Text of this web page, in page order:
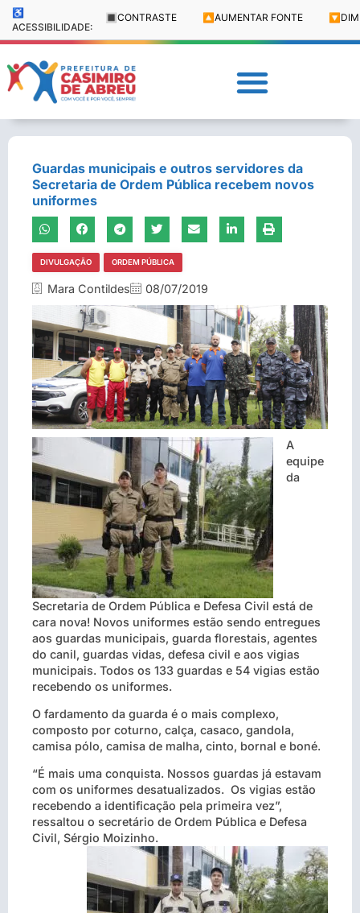
♿
ACESSIBILIDADE:
🔳 CONTRASTE 🔼 AUMENTAR FONTE 🔽
Guardas municipais e outros servidores da
Secretaria de Ordem Pública recebem novos
uniformes
DIVULGAÇÃO ORDEM PÚBLICA
Mara Contildes 08/07/2019
A
equipe
da
Secretaria de Ordem Pública e Defesa Civil está de
cara nova! Novos uniformes estão sendo entregues
aos guardas municipais, guarda florestais, agentes
do canil, guardas vidas, defesa civil e aos vigias
municipais. Todos os 133 guardas e 54 vigias estão
recebendo os uniformes.
O fardamento da guarda é o mais complexo,
composto por coturno, calça, casaco, gandola,
camisa pólo, camisa de malha, cinto, bornal e boné.
“É mais uma conquista. Nossos guardas já estavam
com os uniformes desatualizados. Os vigias estão
recebendo a identificação pela primeira vez”,
ressaltou o secretário de Ordem Pública e Defesa
Civil, Sérgio Moizinho.